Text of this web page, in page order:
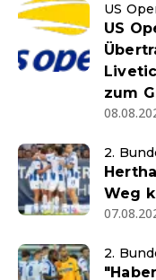
US
US
zum
2.
Weg
2.